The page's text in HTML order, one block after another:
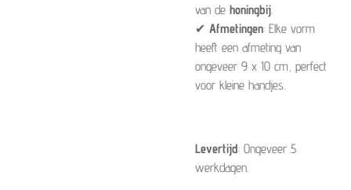
van de honingbij
✔ Afmetingen: Elke vorm
heeft een afmeting van
ongeveer 9 x 10 cm, perfect
voor kleine handjes.
Levertijd: Ongeveer 5
werkdagen.